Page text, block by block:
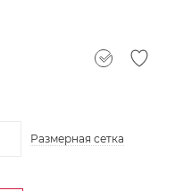
Размерная сетка